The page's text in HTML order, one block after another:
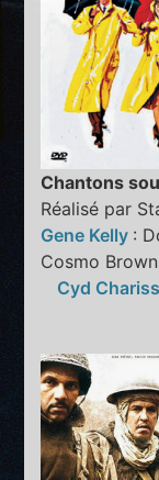
Chantons
Réalisé par
Gene Kelly :
Cosmo
Cyd